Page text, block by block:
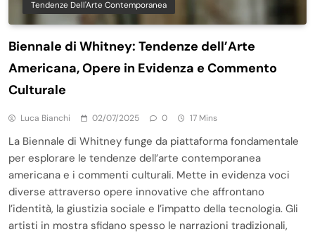
Tendenze Dell'Arte Contemporanea
Biennale di Whitney: Tendenze dell’Arte
Americana, Opere in Evidenza e Commento
Culturale
Luca Bianchi 02/07/2025 0 17 Mins
La Biennale di Whitney funge da piattaforma fondamentale
per esplorare le tendenze dell’arte contemporanea
americana e i commenti culturali. Mette in evidenza voci
diverse attraverso opere innovative che affrontano
l’identità, la giustizia sociale e l’impatto della tecnologia. Gli
artisti in mostra sfidano spesso le narrazioni tradizionali,